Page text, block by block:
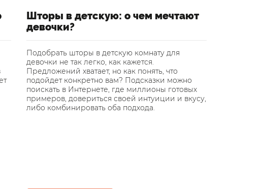
Шторы в детскую: о чем мечтают
девочки?
Подобрать шторы в детскую комнату для
девочки не так легко, как кажется.
Предложений хватает, но как понять, что
подойдет конкретно вам? Подсказки можно
поискать в Интернете, где миллионы готовых
примеров, довериться своей интуиции и вкусу,
либо комбинировать оба подхода.